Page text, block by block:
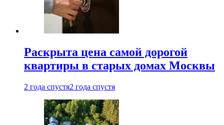
Раскрыта цена самой дорогой
квартиры в старых домах Москвы
2 года спустя2 года спустя